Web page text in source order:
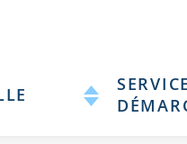
principal